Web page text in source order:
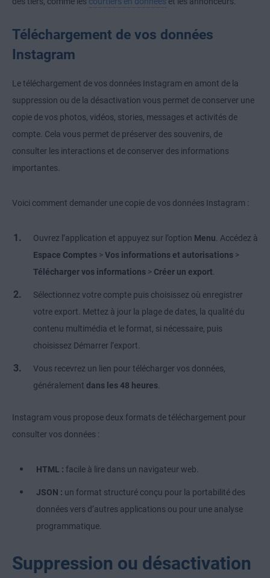
Téléchargement de vos données
Instagram
Le téléchargement de vos données Instagram en amont de la
suppression ou de la désactivation vous permet de conserver une
copie de vos photos, vidéos, stories, messages et activités de
compte. Cela vous permet de préserver des souvenirs, de
consulter les interactions et de conserver des informations
importantes.
Voici comment demander une copie de vos données Instagram :
Ouvrez l’application et appuyez sur l’option Menu . Accédez à
Espace Comptes > Vos informations et autorisations >
Télécharger vos informations > Créer un export
Sélectionnez votre compte puis choisissez où enregistrer
votre export. Mettez à jour la plage de dates, la qualité du
contenu multimédia et le format, si nécessaire, puis
choisissez Démarrer l’export.
Vous recevrez un lien pour télécharger vos données,
généralement dans les 48 heures
Instagram vous propose deux formats de téléchargement pour
consulter vos données :
HTML : facile à lire dans un navigateur web.
JSON : un format structuré conçu pour la portabilité des
données vers d’autres applications ou pour une analyse
programmatique.
Suppression ou désactivation